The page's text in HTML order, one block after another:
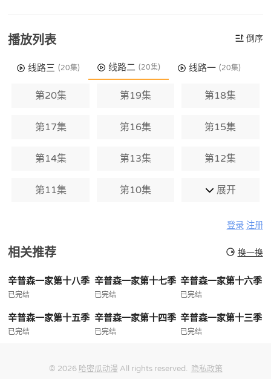
播放列表 倒序
线路三 (20集) 线路二 (20集) 线路一 (20集)
第20集 第19集 第18集
第17集 第16集 第15集
第14集 第13集 第12集
第11集 第10集 展开
登录 注册
相关推荐 换一换
辛普森一家第十八季
已完结
辛普森一家第十七季
已完结
辛普森一家第十六季
已完结
辛普森一家第十五季
已完结
辛普森一家第十四季
已完结
辛普森一家第十三季
已完结
© 2026 哈密瓜动漫 All rights reserved. 隐私政策